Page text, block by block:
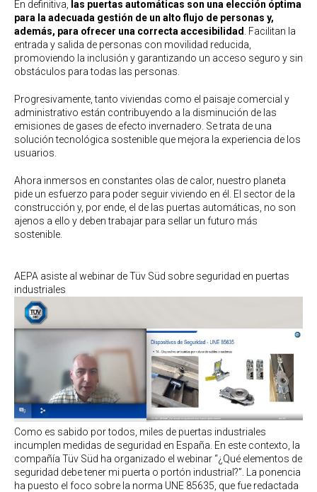
En definitiva, las puertas automáticas son una elección óptima
para la adecuada gestión de un alto flujo de personas y,
además, para ofrecer una correcta accesibilidad. Facilitan la
entrada y salida de personas con movilidad reducida,
promoviendo la inclusión y garantizando un acceso seguro y sin
obstáculos para todas las personas.
Progresivamente, tanto viviendas como el paisaje comercial y
administrativo están contribuyendo a la disminución de las
emisiones de gases de efecto invernadero. Se trata de una
solución tecnológica sostenible que mejora la experiencia de los
usuarios.
Ahora inmersos en constantes olas de calor, nuestro planeta
pide un esfuerzo para poder seguir viviendo en él. El sector de la
construcción y, por ende, el de las puertas automáticas, no son
ajenos a ello y deben trabajar para sellar un futuro más
sostenible.
AEPA asiste al webinar de Tüv Süd sobre seguridad en puertas
industriales
Como es sabido por todos, miles de puertas industriales
incumplen medidas de seguridad en España. En este contexto, la
compañía Tüv Süd ha organizado el webinar “¿Qué elementos de
seguridad debe tener mi puerta o portón industrial?”. La ponencia
ha puesto el foco sobre la norma UNE 85635, que fue redactada